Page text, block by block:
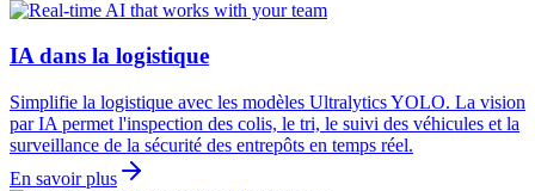
IA dans la logistique
Simplifie la logistique avec les modèles Ultralytics YOLO. La vision
par IA permet l'inspection des colis, le tri, le suivi des véhicules et la
surveillance de la sécurité des entrepôts en temps réel.
En savoir plus